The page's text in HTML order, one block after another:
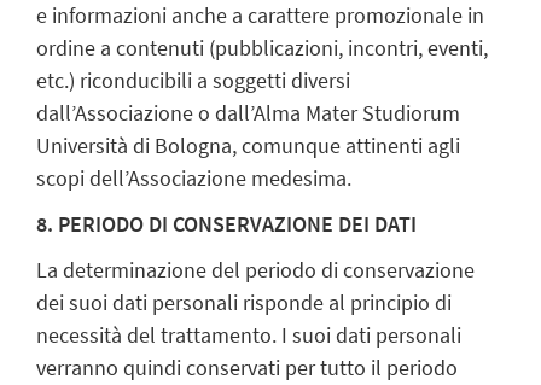
e informazioni anche a carattere promozionale in
ordine a contenuti (pubblicazioni, incontri, eventi,
etc.) riconducibili a soggetti diversi
dall’Associazione o dall’Alma Mater Studiorum
Università di Bologna, comunque attinenti agli
scopi dell’Associazione medesima.
8. PERIODO DI CONSERVAZIONE DEI DATI
La determinazione del periodo di conservazione
dei suoi dati personali risponde al principio di
necessità del trattamento. I suoi dati personali
verranno quindi conservati per tutto il periodo